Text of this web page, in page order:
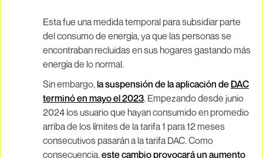
Esta fue una medida temporal para subsidiar parte
del consumo de energía, ya que las personas se
encontraban recluidas en sus hogares gastando más
energía de lo normal.
Sin embargo,la suspensión de la aplicación de DAC
terminó en mayo el 2023. Empezando desde junio
2024 los usuario que hayan consumido en promedio
arriba de los límites de la tarifa 1 para 12 meses
consecutivos pasarán a la tarifa DAC. Como
consecuencia,este cambio provocará un aumento